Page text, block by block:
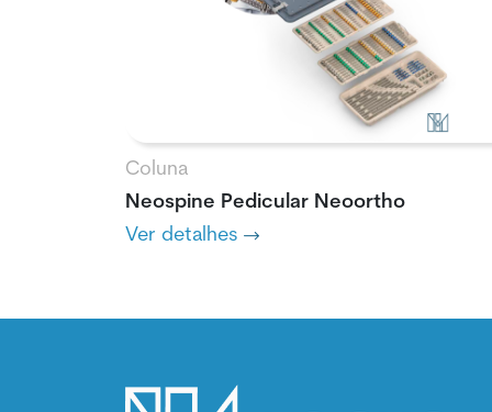
Coluna
Neospine Pedicular Neoortho
Ver detalhes